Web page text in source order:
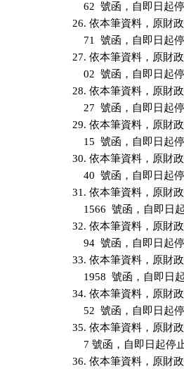
62  號函，自即日起
26. 依本筆資料，原財
71  號函，自即日起
27. 依本筆資料，原財
02  號函，自即日起
28. 依本筆資料，原財
27  號函，自即日起
29. 依本筆資料，原財
15  號函，自即日起
30. 依本筆資料，原財
40  號函，自即日起
31. 依本筆資料，原財
1566  號函，自即日
32. 依本筆資料，原財
94  號函，自即日起
33. 依本筆資料，原財
1958  號函，自即日
34. 依本筆資料，原財
52  號函，自即日起
35. 依本筆資料，原財
7 號函，自即日起停
36. 依本筆資料，原財